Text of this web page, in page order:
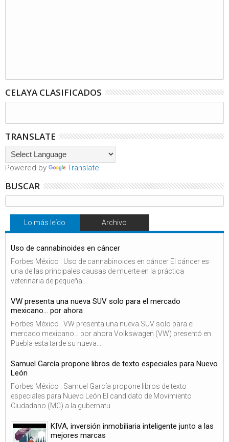
CELAYA CLASIFICADOS
TRANSLATE
Powered by Translate
BUSCAR
Lo más leído Archivo
Uso de cannabinoides en cáncer
Forbes México . Uso de cannabinoides en cáncer El cáncer es
una de las principales causas de muerte en la práctica
veterinaria de pequeña...
VW presenta una nueva SUV solo para el mercado
mexicano… por ahora
Forbes México . VW presenta una nueva SUV solo para el
mercado mexicano… por ahora Volkswagen (VW) presentó en
Puebla esta tarde su nueva...
Samuel García propone libros de texto especiales para Nuevo
León
Forbes México . Samuel García propone libros de texto
especiales para Nuevo León El candidato de Movimiento
Ciudadano (MC) a la gubernatu...
KIVA, inversión inmobiliaria inteligente junto a las
mejores marcas